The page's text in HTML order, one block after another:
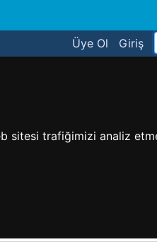
sitesi trafiğimizi analiz
Üye Ol Giriş